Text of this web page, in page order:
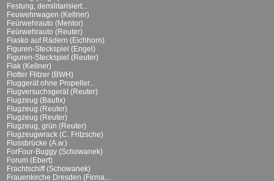
Festung, demilitarisiert...
Feuwehrwagen (Kellner)
Feürwehrauto (Mentor)
Feürwehrauto (Reuter)
Fiasko auf Rädern (Eichhorn)
Figuren-Steckspiel (Engel)
Figuren-Steckspiel (Reuter)
Flak (Kellner)
Flotter Flitzer (BWH)
Fluggerät ohne Propeller...
Flugversuchsgerät (Reuter)
Flugzeug (Baufix)
Flugzeug (Reuter)
Flugzeug (Reuter)
Flugzeug, grün (Reuter)
Flugzeugwrack (C. Fritzsche)
Flussbrücke (A.w.)
ForFour-Buggy (Schowanek)
Forum (Ebert)
Frachtschiff (Schowanek)
Frauenkirche Dresden (Firma...